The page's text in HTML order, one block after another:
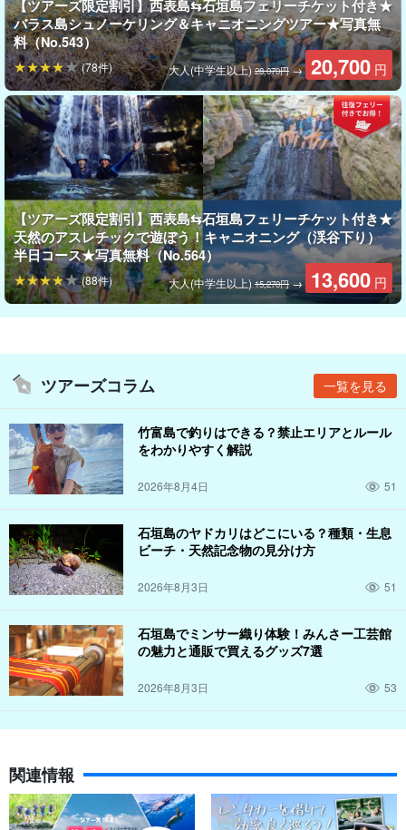
どっちを体験してみる？
選べるマングローブSUPorカヌー
こちらのプランでは、体験してみたいアクティビティを選ぶこと
ができます。
使用するSUPorカヌーは安定感抜群
！初心者の方でも簡単に体験
することができますよ♪
写真データ無料プレゼント
ツアー中はガイドが皆様の写真をお撮りし、データを無料でプレ
ゼントいたします。西表島の大自然の中で写真を撮ってSNSで自
【ツアーズ限定割引】西表島⇆石垣島フェリーチケット付き★
バラス島シュノーケリング＆キャニオニングツアー★写真無
料（No.543）
大人(中学生以上)28,070円→ 20,700 円
(78件)
【ツアーズ限定割引】西表島⇆石垣島フェリーチケット付き★
天然のアスレチックで遊ぼう！キャニオニング（渓谷下り）
半日コース★写真無料（No.564）
大人(中学生以上) 15,270円→ 13,600 円
(88件)
ツアーズコラム 一覧を見る
竹富島で釣りはできる？禁止エリアとルール
をわかりやすく解説
2026年8月4日 51
石垣島のヤドカリはどこにいる？種類・生息
ビーチ・天然記念物の見分け方
2026年8月3日 51
石垣島でミンサー織り体験！みんさー工芸館
の魅力と通販で買えるグッズ7選
2026年8月3日 53
関連情報